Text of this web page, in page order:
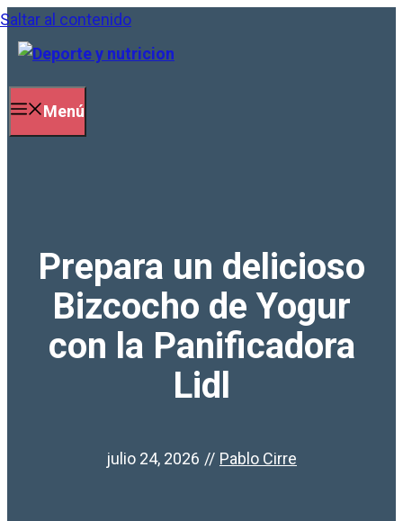
Saltar al contenido
Menú
Prepara un delicioso
Bizcocho de Yogur
con la Panificadora
Lidl
julio 24, 2026 // Pablo Cirre